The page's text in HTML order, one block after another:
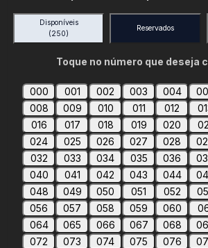
Disponíveis
(250)
Reservados
Toque no número que deseja
000 001 002 003 004
008
009 010 011 012
016
017 018 019 020
024
025 026 027 028
032
033 034 035 036
040
041 042 043 044
048
049 050 051 052
056
057 058 059 060
064
065 066 067 068
072
073 074 075 076